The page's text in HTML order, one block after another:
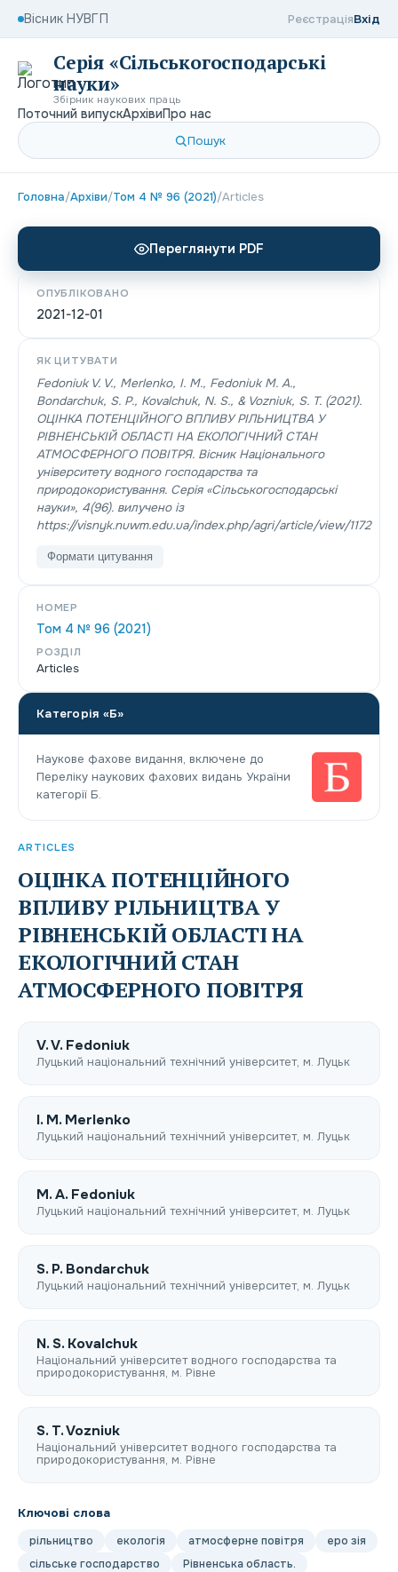
Вісник НУВГП РеєстраціяВхід
Серія «Сільськогосподарські
науки»
Збірник наукових праць
Поточний випускАрхівиПро нас
Пошук
Головна/Архіви/Том 4 № 96 (2021)/Articles
ARTICLES
ОЦІНКА ПОТЕНЦІЙНОГО
ВПЛИВУ РІЛЬНИЦТВА У
РІВНЕНСЬКІЙ ОБЛАСТІ НА
ЕКОЛОГІЧНИЙ СТАН
АТМОСФЕРНОГО ПОВІТРЯ
V. V. Fedonіuk
Луцький національний технічний університет, м. Луцьк
I. M. Merlenko
Луцький національний технічний університет, м. Луцьк
M. A. Fedonіuk
Луцький національний технічний університет, м. Луцьк
S. P. Bondarchuk
Луцький національний технічний університет, м. Луцьк
N. S. Kovalchuk
Національний університет водного господарства та
природокористування, м. Рівне
S. T. Vozniuk
Національний університет водного господарства та
природокористування, м. Рівне
Ключові слова
рільництво екологія атмосферне повітря
еро зія
сільське господарство
Рівненська область.
Переглянути PDF
ОПУБЛІКОВАНО
2021-12-01
ЯК ЦИТУВАТИ
Fedonіuk V. V., Merlenko, I. M., Fedonіuk M. A.,
Bondarchuk, S. P., Kovalchuk, N. S., & Vozniuk, S. T. (2021).
ОЦІНКА ПОТЕНЦІЙНОГО ВПЛИВУ РІЛЬНИЦТВА У
РІВНЕНСЬКІЙ ОБЛАСТІ НА ЕКОЛОГІЧНИЙ СТАН
АТМОСФЕРНОГО ПОВІТРЯ. Вісник Національного
університету водного господарства та
природокористування. Серія «Сільськогосподарські
науки», 4(96). вилучено із
https://visnyk.nuwm.edu.ua/index.php/agri/article/view/1172
Формати цитування
НОМЕР
Том 4 № 96 (2021)
РОЗДІЛ
Articles
Категорія «Б»
Наукове фахове видання, включене до
Переліку наукових фахових видань України
категорії Б.